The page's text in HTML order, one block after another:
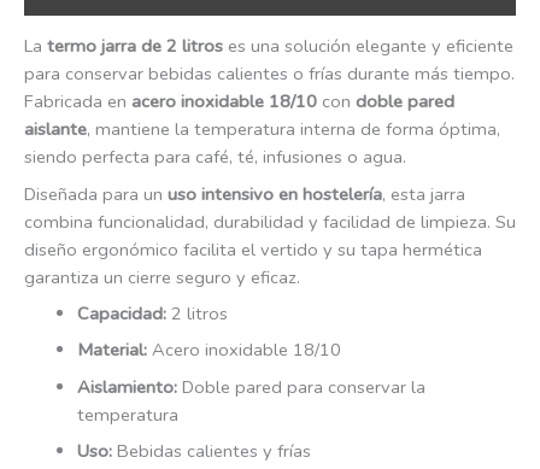
La termo jarra de 2 litros es una solución elegante y eficiente
para conservar bebidas calientes o frías durante más tiempo.
Fabricada en acero inoxidable 18/10 con doble pared
aislante, mantiene la temperatura interna de forma óptima,
siendo perfecta para café, té, infusiones o agua.
Diseñada para un uso intensivo en hostelería, esta jarra
combina funcionalidad, durabilidad y facilidad de limpieza. Su
diseño ergonómico facilita el vertido y su tapa hermética
garantiza un cierre seguro y eficaz.
Capacidad:2 litros
Material:Acero inoxidable 18/10
Aislamiento:Doble pared para conservar la
temperatura
Uso:Bebidas calientes y frías